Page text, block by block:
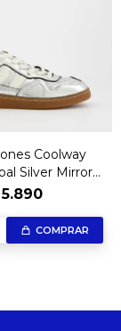
Coolway
Silver Mirror –
Exclusiva
5.890
COMPRAR